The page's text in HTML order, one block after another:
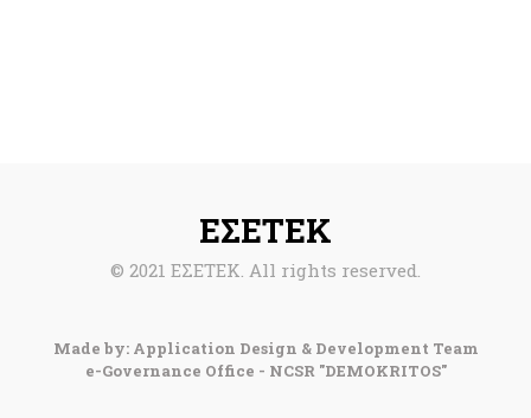
ΕΣΕΤΕΚ
© 2021 ΕΣΕΤΕΚ. All rights reserved.
Made by: Application Design & Development Team
e-Governance Office - NCSR "DEMOKRITOS"